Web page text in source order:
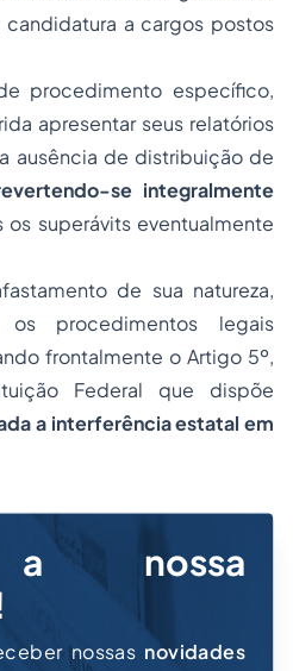
a cargos postos
procedimento específico,
apresentar seus relatórios
ausência de distribuição de
se integralmente
os superávits eventualmente
de sua natureza,
procedimentos legais
frontalmente o Artigo 5º,
Federal que dispõe
a interferência estatal em
a nossa
nossas novidades